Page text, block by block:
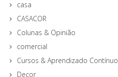
casa
CASACOR
Colunas & Opinião
comercial
Cursos & Aprendizado Contínuo
Decor